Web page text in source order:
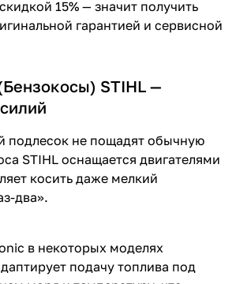
15% — значит получить
гарантией и сервисной
STIHL —
подлесок не пощадят обычную
STIHL оснащается двигателями
косить даже мелкий
два».
в некоторых моделях
подачу топлива под